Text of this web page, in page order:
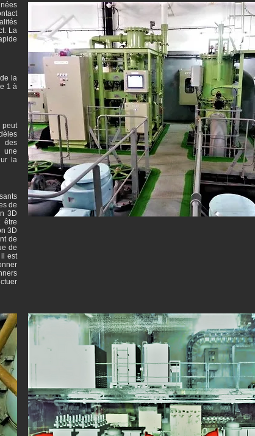
La
la
1 à
peut
des
une
la
de
3D
être
3D
de
de
il est